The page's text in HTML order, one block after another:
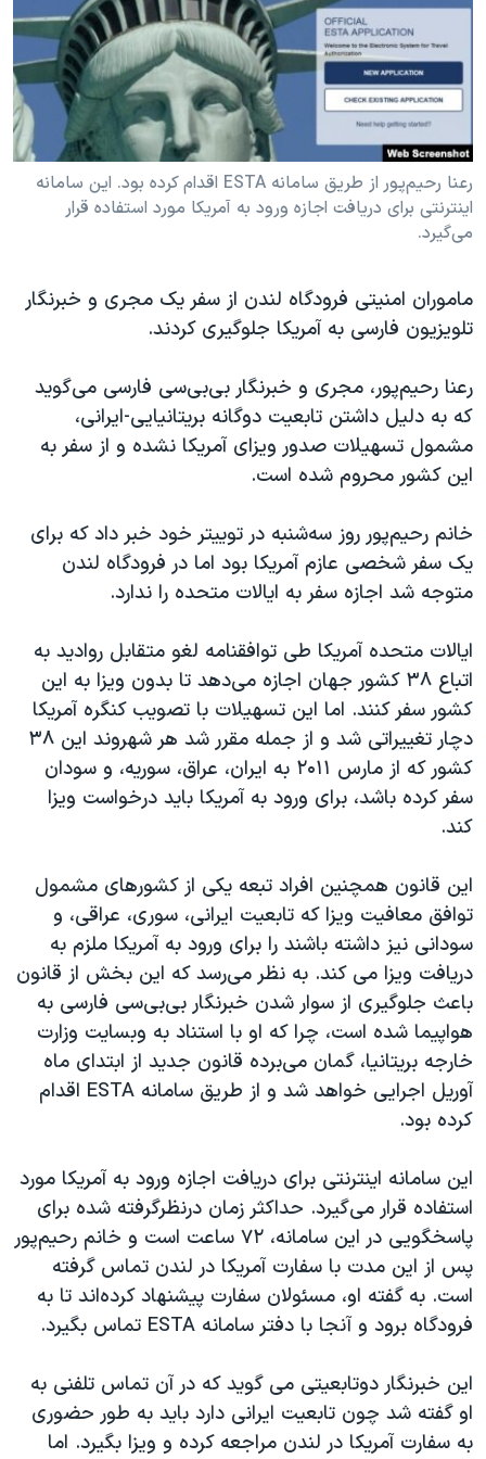
فرهنگ و زندگی
حقوق شهروندی
اقتصادی
اسرائیل در جنگ
گالری عکس
انتخابات ریاست جمهوری آمریکا ۲۰۲۴
حمله جمهوری اسلامی به اسرائیل
ورزش زنان در ایران
اعتراضات زن، زندگی، آزادی
تریبونال مردمی آبان ۹۸
دادگاه حمید نوری
قانون شفافیت دارائی کادر رهبری ایران
اعتراضات مردمی آبان ۹۸
اسرائیل در جنگ
نرگس محمدی برنده جایزه نوبل صلح
همایش محافظه‌کاران آمریکا «سی‌پک»
صفحه‌های ویژه
سفر پرزیدنت ترامپ به چین
زبانهای مختلف
رعنا رحیم‌پور از طریق سامانه ESTA اقدام کرده بود. این سامانه
اینترنتی برای دریافت اجازه ورود به آمریکا مورد استفاده قرار
می‌گیرد.
ماموران امنیتی فرودگاه لندن از سفر یک مجری و خبرنگار
تلویزیون فارسی به آمریکا جلوگیری کردند.
رعنا رحیم‌پور، مجری و خبرنگار بی‌بی‌سی فارسی می‌گوید
که به دلیل داشتن تابعیت دوگانه بریتانیایی-ایرانی،
مشمول تسهیلات صدور ویزای آمریکا نشده و از سفر به
این کشور محروم شده است.
خانم رحیم‌پور روز سه‌شنبه در توییتر خود خبر داد که برای
یک سفر شخصی عازم آمریکا بود اما در فرودگاه لندن
متوجه شد اجازه سفر به ایالات متحده را ندارد.
ایالات متحده آمریکا طی توافقنامه لغو متقابل روادید به
اتباع ۳۸ کشور جهان اجازه می‌دهد تا بدون ویزا به این
کشور سفر کنند. اما این تسهیلات با تصویب کنگره آمریکا
دچار تغییراتی شد و از جمله مقرر شد هر شهروند این ۳۸
کشور که از مارس ۲۰۱۱ به ایران، عراق، سوریه، و سودان
سفر کرده باشد، برای ورود به آمریکا باید درخواست ویزا
کند.
این قانون همچنین افراد تبعه یکی از کشورهای مشمول
توافق معافیت ویزا که تابعیت ایرانی، سوری، عراقی، و
سودانی نیز داشته باشند را برای ورود به آمریکا ملزم به
دریافت ویزا می کند. به نظر می‌رسد که این بخش از قانون
باعث جلوگیری از سوار شدن خبرنگار بی‌بی‌سی فارسی به
هواپیما شده است، چرا که او با استناد به وبسایت وزارت
خارجه بریتانیا، گمان می‌برده قانون جدید از ابتدای ماه
آوریل اجرایی خواهد شد و از طریق سامانه ESTA اقدام
کرده بود.
این سامانه اینترنتی برای دریافت اجازه ورود به آمریکا مورد
استفاده قرار می‌گیرد. حداکثر زمان درنظرگرفته شده برای
پاسخگویی در این سامانه، ۷۲ ساعت است و خانم رحیم‌پور
پس از این مدت با سفارت آمریکا در لندن تماس گرفته
است. به گفته او، مسئولان سفارت پیشنهاد کرده‌اند تا به
فرودگاه برود و آنجا با دفتر سامانه ESTA تماس بگیرد.
این خبرنگار دوتابعیتی می گوید که در آن تماس تلفنی به
او گفته شد چون تابعیت ایرانی دارد باید به طور حضوری
به سفارت آمریکا در لندن مراجعه کرده و ویزا بگیرد. اما